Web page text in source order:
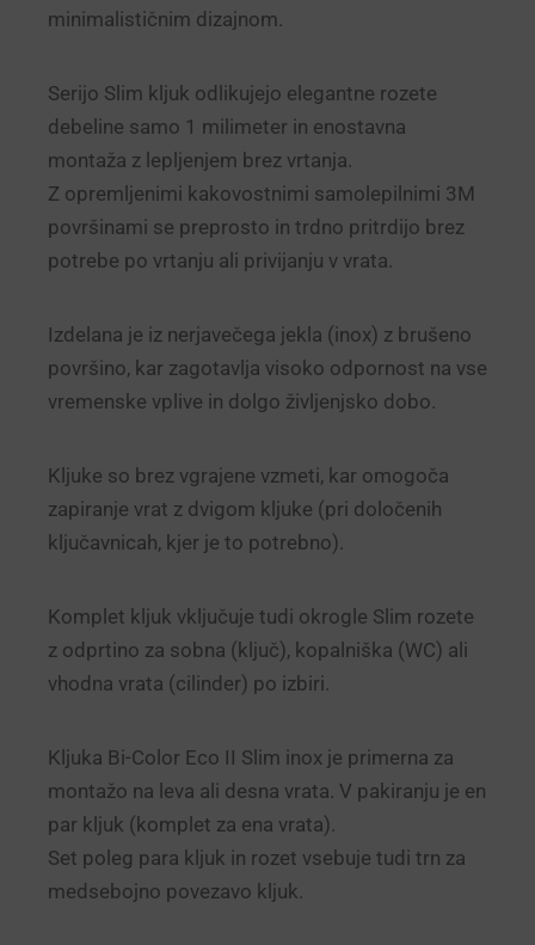
minimalističnim dizajnom.
Serijo Slim kljuk odlikujejo elegantne rozete
debeline samo 1 milimeter in enostavna
montaža z lepljenjem brez vrtanja.
Z opremljenimi kakovostnimi samolepilnimi 3M
površinami se preprosto in trdno pritrdijo brez
potrebe po vrtanju ali privijanju v vrata.
Izdelana je iz nerjavečega jekla (inox) z brušeno
površino, kar zagotavlja visoko odpornost na vse
vremenske vplive in dolgo življenjsko dobo.
Kljuke so brez vgrajene vzmeti, kar omogoča
zapiranje vrat z dvigom kljuke (pri določenih
ključavnicah, kjer je to potrebno).
Komplet kljuk vključuje tudi okrogle Slim rozete
z odprtino za sobna (ključ), kopalniška (WC) ali
vhodna vrata (cilinder) po izbiri.
Kljuka Bi-Color Eco II Slim inox je primerna za
montažo na leva ali desna vrata. V pakiranju je en
par kljuk (komplet za ena vrata).
Set poleg para kljuk in rozet vsebuje tudi trn za
medsebojno povezavo kljuk.